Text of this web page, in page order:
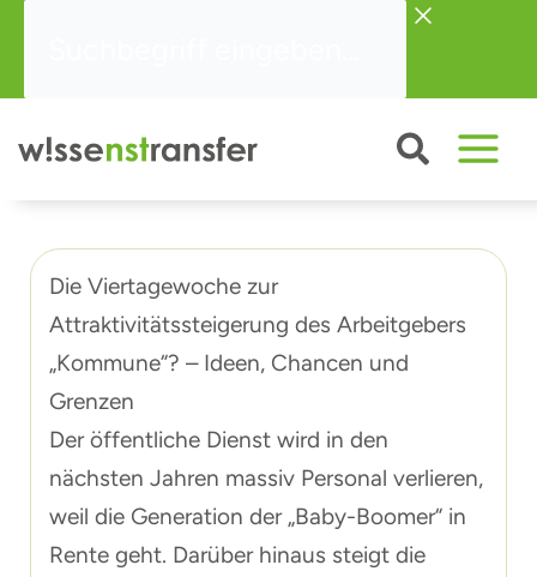
springen
Die Viertagewoche zur
Attraktivitätssteigerung des Arbeitgebers
„Kommune“? – Ideen, Chancen und
Grenzen
Der öffentliche Dienst wird in den
nächsten Jahren massiv Personal verlieren,
weil die Generation der „Baby-Boomer“ in
Rente geht. Darüber hinaus steigt die